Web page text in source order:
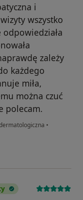
i
wszystko
zależy
każdego
miła,
można czuć
polecam.
•